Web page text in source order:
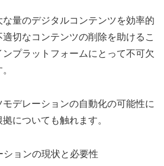
量のデジタルコンテンツを効率的
切なコンテンツの削除を助けるこ
プラットフォームにとって不可欠
デレーションの自動化の可能性に
についても触れます。
ションの現状と必要性